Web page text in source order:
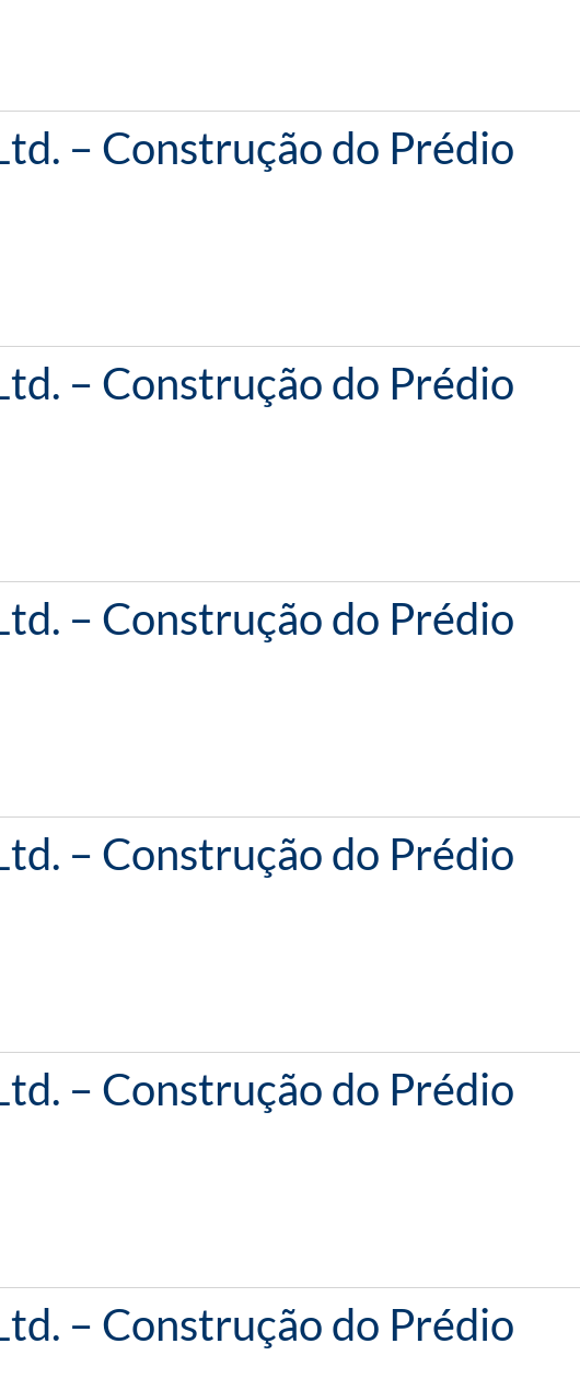
– Construção do Prédio
– Construção do Prédio
– Construção do Prédio
– Construção do Prédio
– Construção do Prédio
– Construção do Prédio